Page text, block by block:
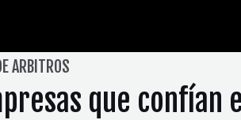
ARBITROS
que confían